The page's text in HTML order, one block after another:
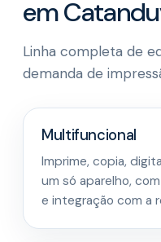
em
Linha completa de
demanda de
Multifuncional
Imprime, copia,
um só aparelho,
e integração com a